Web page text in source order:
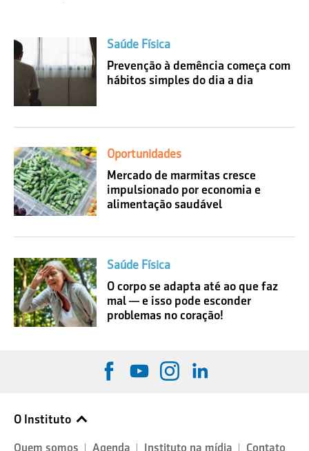
Saúde Física
Prevenção à demência começa com
hábitos simples do dia a dia
Oportunidades
Mercado de marmitas cresce
impulsionado por economia e
alimentação saudável
Saúde Física
O corpo se adapta até ao que faz
mal — e isso pode esconder
problemas no coração!
O Instituto
Quem somos Agenda Instituto na mídia
Contato